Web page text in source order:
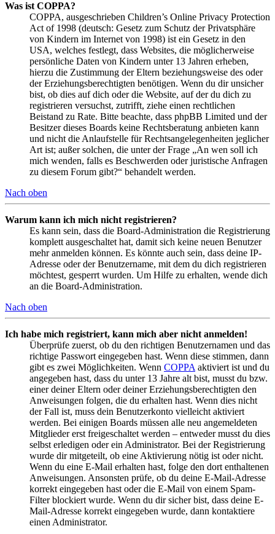
Was ist COPPA?
COPPA, ausgeschrieben Children’s Online Privacy Protection
Act of 1998 (deutsch: Gesetz zum Schutz der Privatsphäre
von Kindern im Internet von 1998) ist ein Gesetz in den
USA, welches festlegt, dass Websites, die möglicherweise
persönliche Daten von Kindern unter 13 Jahren erheben,
hierzu die Zustimmung der Eltern beziehungsweise des oder
der Erziehungsberechtigten benötigen. Wenn du dir unsicher
bist, ob dies auf dich oder die Website, auf der du dich zu
registrieren versuchst, zutrifft, ziehe einen rechtlichen
Beistand zu Rate. Bitte beachte, dass phpBB Limited und der
Besitzer dieses Boards keine Rechtsberatung anbieten kann
und nicht die Anlaufstelle für Rechtsangelegenheiten jeglicher
Art ist; außer solchen, die unter der Frage „An wen soll ich
mich wenden, falls es Beschwerden oder juristische Anfragen
zu diesem Forum gibt?“ behandelt werden.
Nach oben
Warum kann ich mich nicht registrieren?
Es kann sein, dass die Board-Administration die Registrierung
komplett ausgeschaltet hat, damit sich keine neuen Benutzer
mehr anmelden können. Es könnte auch sein, dass deine IP-
Adresse oder der Benutzername, mit dem du dich registrieren
möchtest, gesperrt wurden. Um Hilfe zu erhalten, wende dich
an die Board-Administration.
Nach oben
Ich habe mich registriert, kann mich aber nicht anmelden!
Überprüfe zuerst, ob du den richtigen Benutzernamen und das
richtige Passwort eingegeben hast. Wenn diese stimmen, dann
gibt es zwei Möglichkeiten. Wenn COPPA aktiviert ist und du
angegeben hast, dass du unter 13 Jahre alt bist, musst du bzw.
einer deiner Eltern oder deiner Erziehungsberechtigten den
Anweisungen folgen, die du erhalten hast. Wenn dies nicht
der Fall ist, muss dein Benutzerkonto vielleicht aktiviert
werden. Bei einigen Boards müssen alle neu angemeldeten
Mitglieder erst freigeschaltet werden – entweder musst du dies
selbst erledigen oder ein Administrator. Bei der Registrierung
wurde dir mitgeteilt, ob eine Aktivierung nötig ist oder nicht.
Wenn du eine E-Mail erhalten hast, folge den dort enthaltenen
Anweisungen. Ansonsten prüfe, ob du deine E-Mail-Adresse
korrekt eingegeben hast oder die E-Mail von einem Spam-
Filter blockiert wurde. Wenn du dir sicher bist, dass deine E-
Mail-Adresse korrekt eingegeben wurde, dann kontaktiere
einen Administrator.